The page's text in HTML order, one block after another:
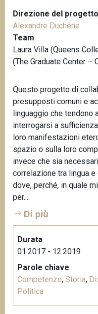
Direzione del progetto
Alexandre Duchêne
Team
Laura Villa (Queens
(The Graduate Center –
Questo progetto di
presupposti comuni e
linguaggio che tendono
interrogarsi a
loro manifestazioni
spazio o sulla loro
invece che sia
correlazione tra lingua
dove, perché, in quale
per...
Di più
Durata
01.2017 - 12.2019
Parole chiave
Competenze, Storia,
Politica